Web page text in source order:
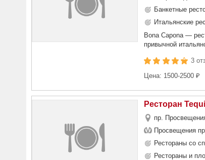
Банкетные
Итальянские
Bona Capona —
привычной
3
Цена: 1500-2500 ₽
Ресторан
пр.
Просвещения
Рестораны со
Рестораны и